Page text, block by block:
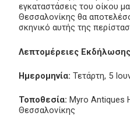
εγκαταστάσεις του οίκου
Θεσσαλονίκης θα
σκηνικό αυτής της
Λεπτομέρειες
Ημερομηνία: Τετάρτη, 5
Τοποθεσία: Myro Antiques
Θεσσαλονίκης